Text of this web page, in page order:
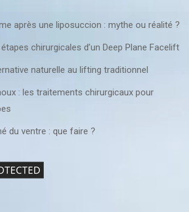
après une liposuccion : mythe ou réalité ?
chirurgicales d’un Deep Plane Facelift
naturelle au lifting traditionnel
: les traitements chirurgicaux pour
du ventre : que faire ?